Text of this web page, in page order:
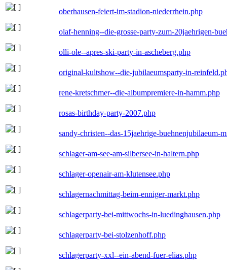
oberhausen-feiert-im-stadion-niederrhein.php
olaf-henning--die-grosse-party-zum-20jaehrigen-
olli-ole--apres-ski-party-in-ascheberg.php
original-kultshow--die-jubilaeumsparty-in-
rene-kretschmer--die-albumpremiere-in-hamm.php
rosas-birthday-party-2007.php
sandy-christen--das-15jaehrige-buehnenjubilaeum-
schlager-am-see-am-silbersee-in-haltern.php
schlager-openair-am-klutensee.php
schlagernachmittag-beim-enniger-markt.php
schlagerparty-bei-mittwochs-in-luedinghausen.php
schlagerparty-bei-stolzenhoff.php
schlagerparty-xxl--ein-abend-fuer-elias.php